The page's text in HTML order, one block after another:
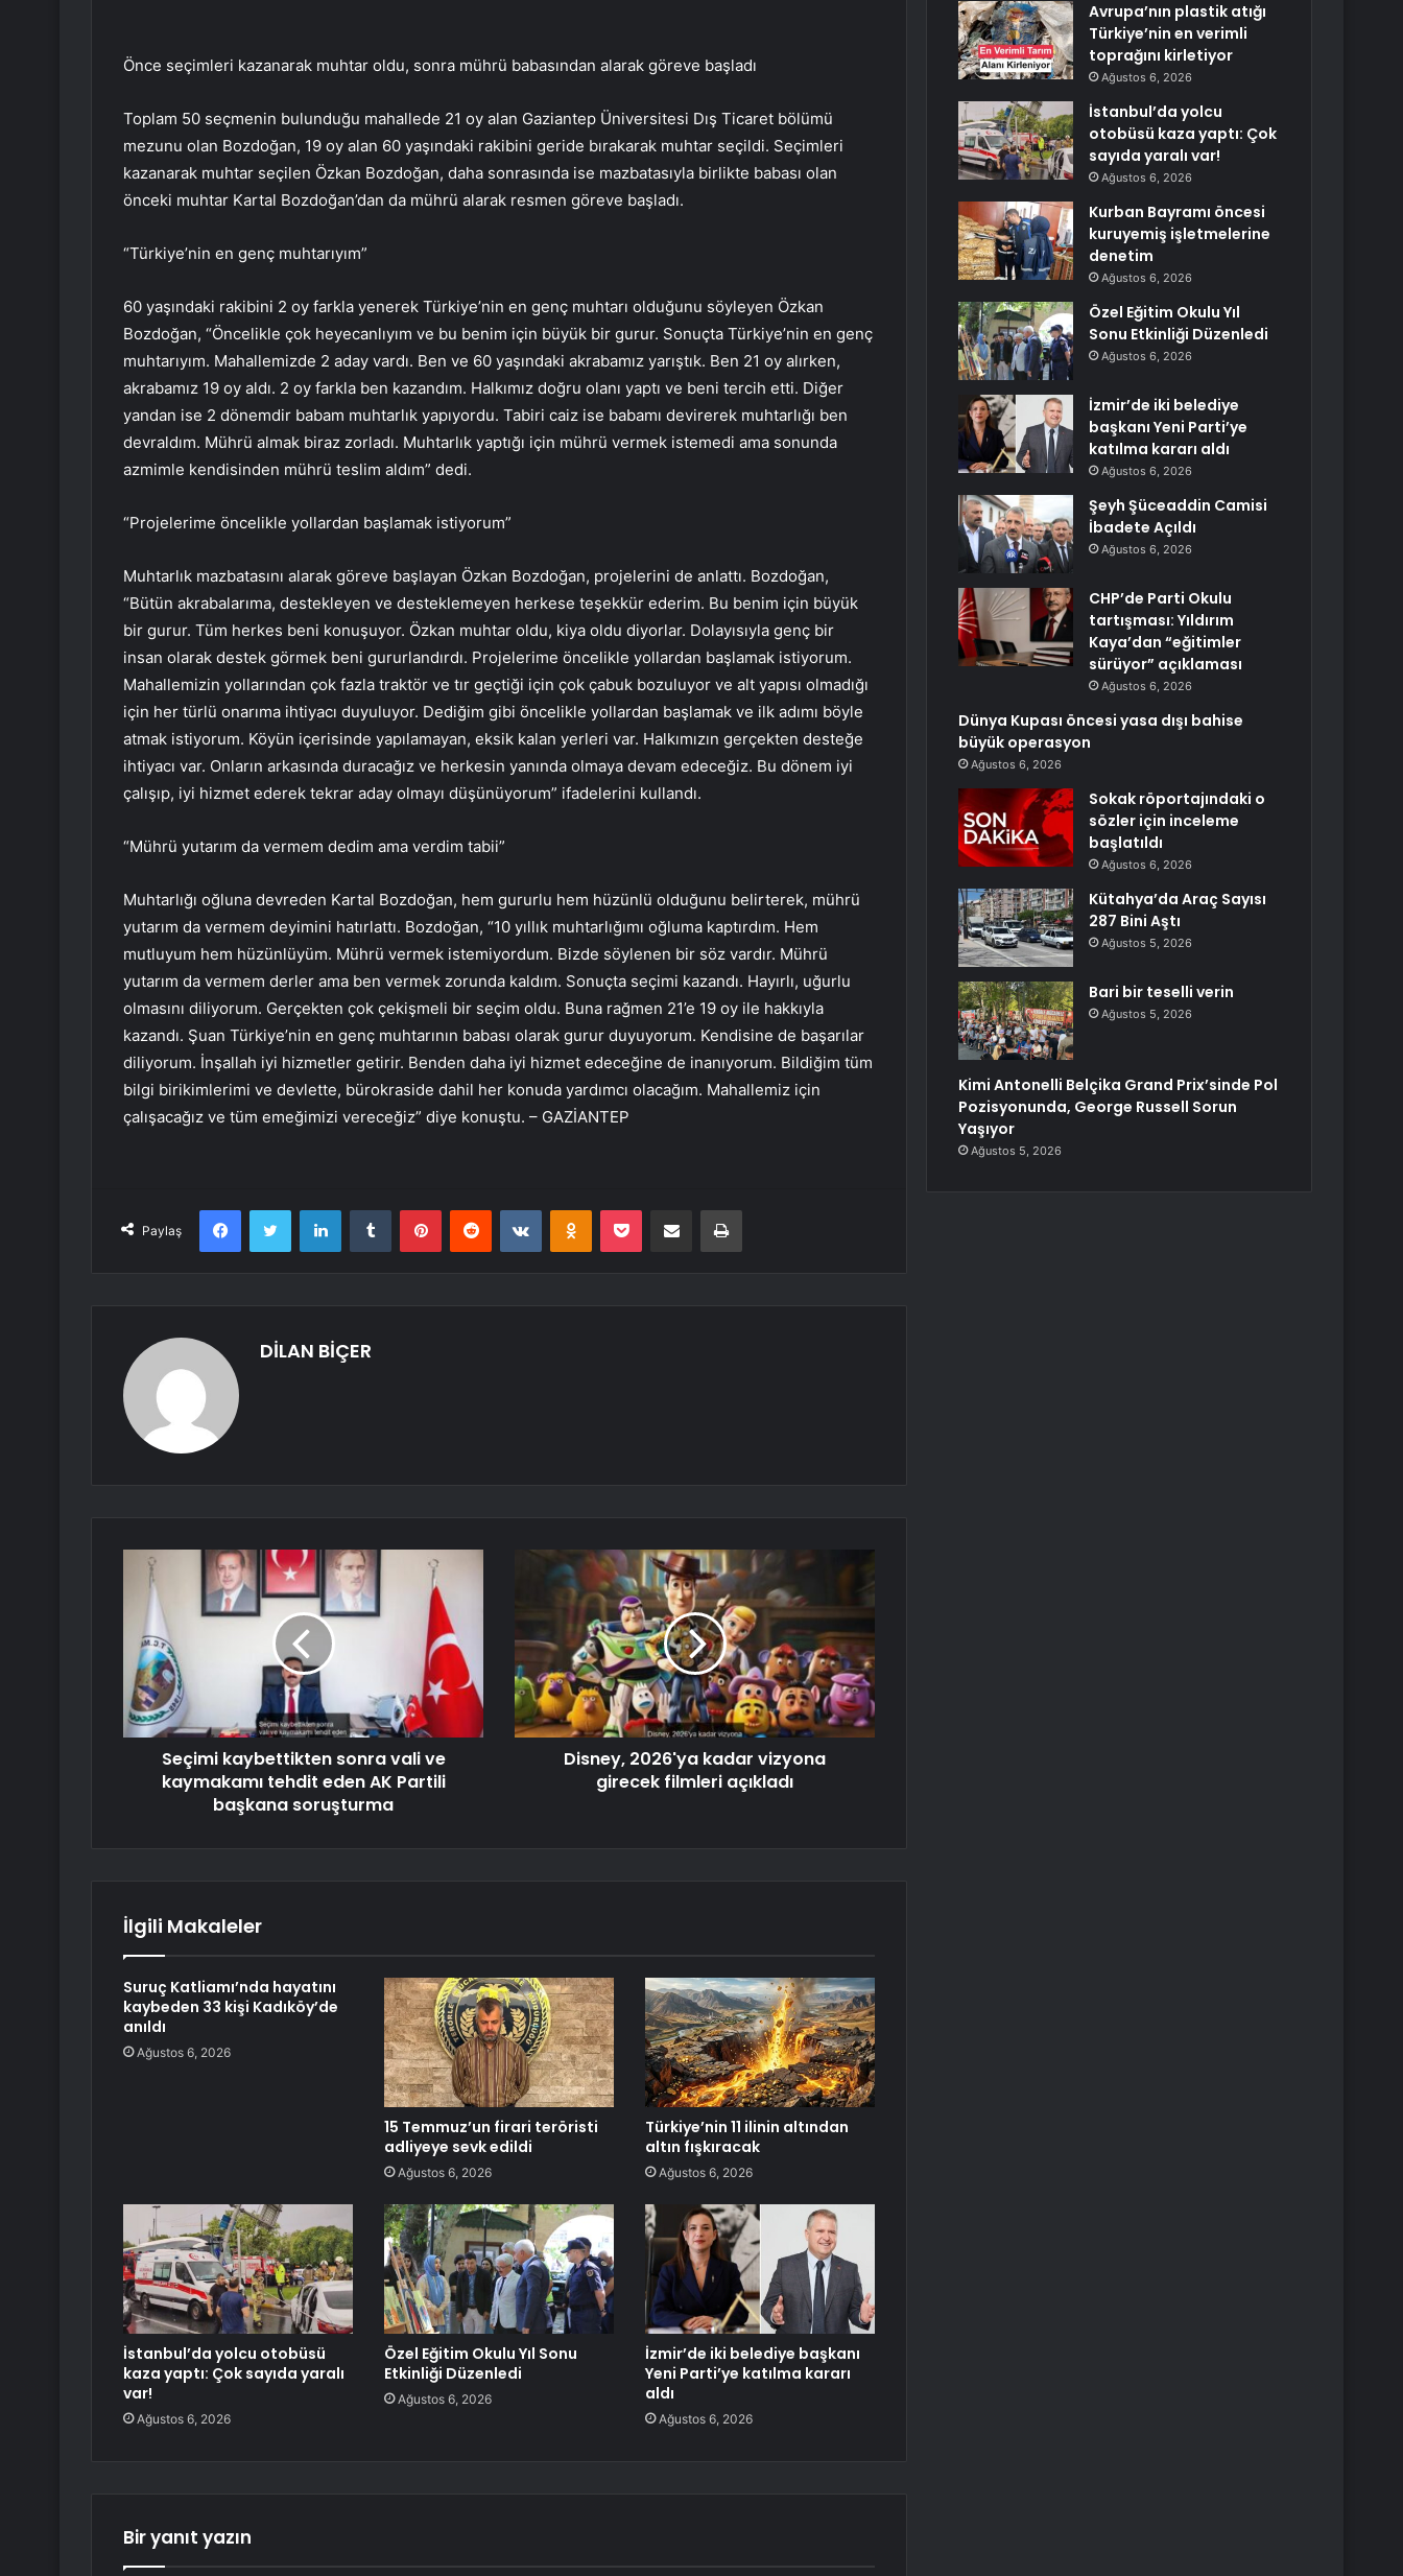
Önce seçimleri kazanarak muhtar oldu, sonra mührü babasından alarak göreve başladı
Toplam 50 seçmenin bulunduğu mahallede 21 oy alan Gaziantep Üniversitesi Dış Ticaret bölümü
mezunu olan Bozdoğan, 19 oy alan 60 yaşındaki rakibini geride bırakarak muhtar seçildi. Seçimleri
kazanarak muhtar seçilen Özkan Bozdoğan, daha sonrasında ise mazbatasıyla birlikte babası olan
önceki muhtar Kartal Bozdoğan’dan da mührü alarak resmen göreve başladı.
“Türkiye’nin en genç muhtarıyım”
60 yaşındaki rakibini 2 oy farkla yenerek Türkiye’nin en genç muhtarı olduğunu söyleyen Özkan
Bozdoğan, “Öncelikle çok heyecanlıyım ve bu benim için büyük bir gurur. Sonuçta Türkiye’nin en genç
muhtarıyım. Mahallemizde 2 aday vardı. Ben ve 60 yaşındaki akrabamız yarıştık. Ben 21 oy alırken,
akrabamız 19 oy aldı. 2 oy farkla ben kazandım. Halkımız doğru olanı yaptı ve beni tercih etti. Diğer
yandan ise 2 dönemdir babam muhtarlık yapıyordu. Tabiri caiz ise babamı devirerek muhtarlığı ben
devraldım. Mührü almak biraz zorladı. Muhtarlık yaptığı için mührü vermek istemedi ama sonunda
azmimle kendisinden mührü teslim aldım” dedi.
“Projelerime öncelikle yollardan başlamak istiyorum”
Muhtarlık mazbatasını alarak göreve başlayan Özkan Bozdoğan, projelerini de anlattı. Bozdoğan,
“Bütün akrabalarıma, destekleyen ve desteklemeyen herkese teşekkür ederim. Bu benim için büyük
bir gurur. Tüm herkes beni konuşuyor. Özkan muhtar oldu, kiya oldu diyorlar. Dolayısıyla genç bir
insan olarak destek görmek beni gururlandırdı. Projelerime öncelikle yollardan başlamak istiyorum.
Mahallemizin yollarından çok fazla traktör ve tır geçtiği için çok çabuk bozuluyor ve alt yapısı olmadığı
için her türlü onarıma ihtiyacı duyuluyor. Dediğim gibi öncelikle yollardan başlamak ve ilk adımı böyle
atmak istiyorum. Köyün içerisinde yapılamayan, eksik kalan yerleri var. Halkımızın gerçekten desteğe
ihtiyacı var. Onların arkasında duracağız ve herkesin yanında olmaya devam edeceğiz. Bu dönem iyi
çalışıp, iyi hizmet ederek tekrar aday olmayı düşünüyorum” ifadelerini kullandı.
“Mührü yutarım da vermem dedim ama verdim tabii”
Muhtarlığı oğluna devreden Kartal Bozdoğan, hem gururlu hem hüzünlü olduğunu belirterek, mührü
yutarım da vermem deyimini hatırlattı. Bozdoğan, “10 yıllık muhtarlığımı oğluma kaptırdım. Hem
mutluyum hem hüzünlüyüm. Mührü vermek istemiyordum. Bizde söylenen bir söz vardır. Mührü
yutarım da vermem derler ama ben vermek zorunda kaldım. Sonuçta seçimi kazandı. Hayırlı, uğurlu
olmasını diliyorum. Gerçekten çok çekişmeli bir seçim oldu. Buna rağmen 21’e 19 oy ile hakkıyla
kazandı. Şuan Türkiye’nin en genç muhtarının babası olarak gurur duyuyorum. Kendisine de başarılar
diliyorum. İnşallah iyi hizmetler getirir. Benden daha iyi hizmet edeceğine de inanıyorum. Bildiğim tüm
bilgi birikimlerimi ve devlette, bürokraside dahil her konuda yardımcı olacağım. Mahallemiz için
çalışacağız ve tüm emeğimizi vereceğiz” diye konuştu. – GAZİANTEP
Paylaş
FacebookTwitter LinkedInTumblr PinterestReddit VKontakteOdnoklassniki
Pocket E-Posta ile paylaş Yazdır
DİLAN BİÇER
Seçimi kaybettikten sonra vali ve
kaymakamı tehdit eden AK Partili
başkana soruşturma
Disney, 2026'ya kadar vizyona
girecek filmleri açıkladı
İlgili Makaleler
Suruç Katliamı’nda hayatını
kaybeden 33 kişi Kadıköy’de
anıldı
Ağustos 6, 2026
15 Temmuz’un firari teröristi
adliyeye sevk edildi
Ağustos 6, 2026
Türkiye’nin 11 ilinin altından
altın fışkıracak
Ağustos 6, 2026
İstanbul’da yolcu otobüsü
kaza yaptı: Çok sayıda yaralı
var!
Ağustos 6, 2026
Özel Eğitim Okulu Yıl Sonu
Etkinliği Düzenledi
Ağustos 6, 2026
İzmir’de iki belediye başkanı
Yeni Parti’ye katılma kararı
aldı
Ağustos 6, 2026
Bir yanıt yazın
Avrupa’nın plastik atığı
Türkiye’nin en verimli
toprağını kirletiyor
Ağustos 6, 2026
İstanbul’da yolcu
otobüsü kaza yaptı: Çok
sayıda yaralı var!
Ağustos 6, 2026
Kurban Bayramı öncesi
kuruyemiş işletmelerine
denetim
Ağustos 6, 2026
Özel Eğitim Okulu Yıl
Sonu Etkinliği Düzenledi
Ağustos 6, 2026
İzmir’de iki belediye
başkanı Yeni Parti’ye
katılma kararı aldı
Ağustos 6, 2026
Şeyh Şüceaddin Camisi
İbadete Açıldı
Ağustos 6, 2026
CHP’de Parti Okulu
tartışması: Yıldırım
Kaya’dan “eğitimler
sürüyor” açıklaması
Ağustos 6, 2026
Dünya Kupası öncesi yasa dışı bahise
büyük operasyon
Ağustos 6, 2026
Sokak röportajındaki o
sözler için inceleme
başlatıldı
Ağustos 6, 2026
Kütahya’da Araç Sayısı
287 Bini Aştı
Ağustos 5, 2026
Bari bir teselli verin
Ağustos 5, 2026
Kimi Antonelli Belçika Grand Prix’sinde Pol
Pozisyonunda, George Russell Sorun
Yaşıyor
Ağustos 5, 2026